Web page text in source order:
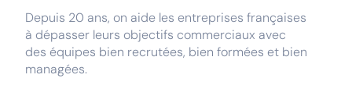
Depuis 20 ans, on aide les entreprises françaises
à dépasser leurs objectifs commerciaux avec
des équipes bien recrutées, bien formées et bien
managées.